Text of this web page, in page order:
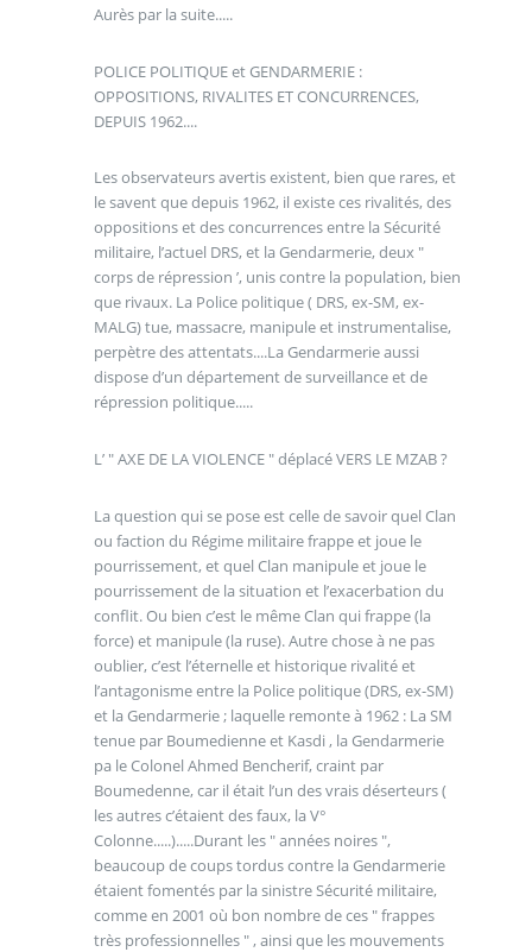
Aurès par la suite.....
POLICE POLITIQUE et GENDARMERIE :
OPPOSITIONS, RIVALITES ET CONCURRENCES,
DEPUIS 1962....
Les observateurs avertis existent, bien que rares, et
le savent que depuis 1962, il existe ces rivalités, des
oppositions et des concurrences entre la Sécurité
militaire, l’actuel DRS, et la Gendarmerie, deux "
corps de répression ’, unis contre la population, bien
que rivaux. La Police politique ( DRS, ex-SM, ex-
MALG) tue, massacre, manipule et instrumentalise,
perpètre des attentats....La Gendarmerie aussi
dispose d’un département de surveillance et de
répression politique.....
L’ " AXE DE LA VIOLENCE " déplacé VERS LE MZAB ?
La question qui se pose est celle de savoir quel Clan
ou faction du Régime militaire frappe et joue le
pourrissement, et quel Clan manipule et joue le
pourrissement de la situation et l’exacerbation du
conflit. Ou bien c’est le même Clan qui frappe (la
force) et manipule (la ruse). Autre chose à ne pas
oublier, c’est l’éternelle et historique rivalité et
l’antagonisme entre la Police politique (DRS, ex-SM)
et la Gendarmerie ; laquelle remonte à 1962 : La SM
tenue par Boumedienne et Kasdi , la Gendarmerie
pa le Colonel Ahmed Bencherif, craint par
Boumedenne, car il était l’un des vrais déserteurs (
les autres c’étaient des faux, la V°
Colonne.....).....Durant les " années noires ",
beaucoup de coups tordus contre la Gendarmerie
étaient fomentés par la sinistre Sécurité militaire,
comme en 2001 où bon nombre de ces " frappes
très professionnelles " , ainsi que les mouvements